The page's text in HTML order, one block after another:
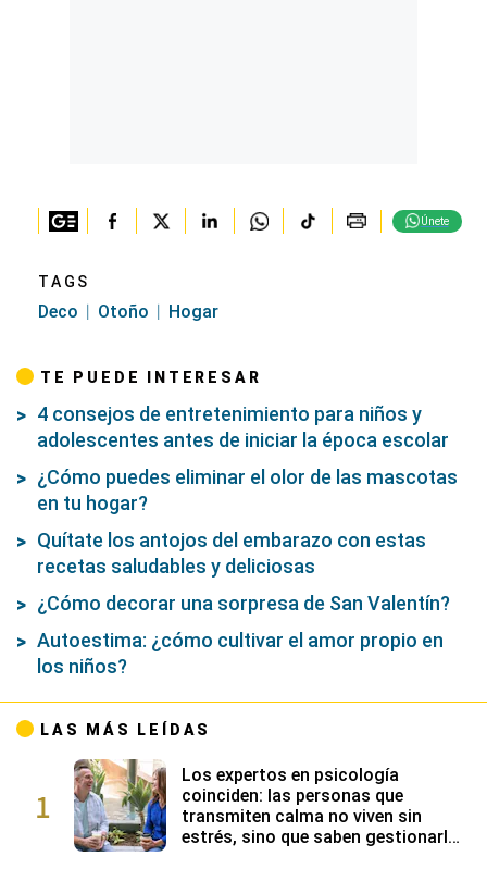
Únete
TAGS
Deco Otoño Hogar
TE PUEDE INTERESAR
4 consejos de entretenimiento para niños y
adolescentes antes de iniciar la época escolar
¿Cómo puedes eliminar el olor de las mascotas
en tu hogar?
Quítate los antojos del embarazo con estas
recetas saludables y deliciosas
¿Cómo decorar una sorpresa de San Valentín?
Autoestima: ¿cómo cultivar el amor propio en
los niños?
LAS MÁS LEÍDAS
1
Los expertos en psicología
coinciden: las personas que
transmiten calma no viven sin
estrés, sino que saben gestionarlo